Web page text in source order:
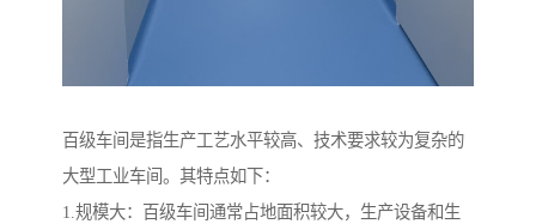
百级车间是指生产工艺水平较高、技术要求较为复杂的
大型工业车间。其特点如下：
1.规模大：百级车间通常占地面积较大，生产设备和生